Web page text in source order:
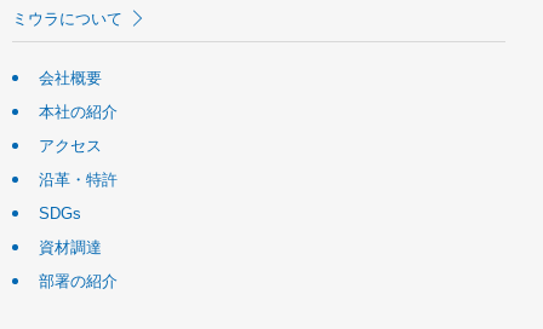
ミウラについて
会社概要
本社の紹介
アクセス
沿革・特許
SDGs
資材調達
部署の紹介